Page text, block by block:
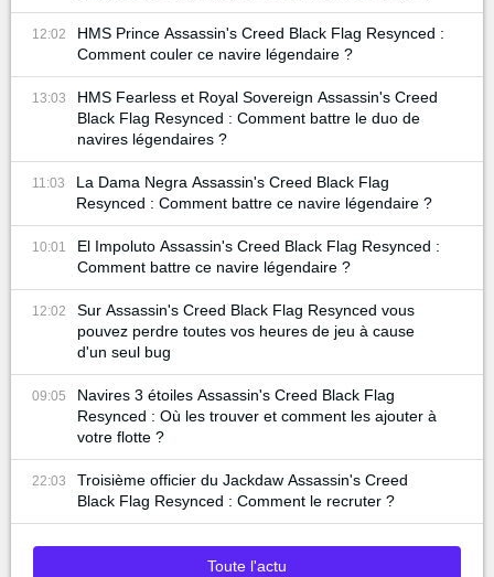
12:02
HMS Prince Assassin's Creed Black Flag Resynced :
Comment couler ce navire légendaire ?
13:03
HMS Fearless et Royal Sovereign Assassin's Creed
Black Flag Resynced : Comment battre le duo de
navires légendaires ?
11:03
La Dama Negra Assassin's Creed Black Flag
Resynced : Comment battre ce navire légendaire ?
10:01
El Impoluto Assassin's Creed Black Flag Resynced :
Comment battre ce navire légendaire ?
12:02
Sur Assassin's Creed Black Flag Resynced vous
pouvez perdre toutes vos heures de jeu à cause
d'un seul bug
09:05
Navires 3 étoiles Assassin's Creed Black Flag
Resynced : Où les trouver et comment les ajouter à
votre flotte ?
22:03
Troisième officier du Jackdaw Assassin's Creed
Black Flag Resynced : Comment le recruter ?
Toute l'actu